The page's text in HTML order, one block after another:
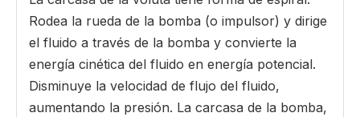
Rodea la rueda de la bomba (o impulsor) y dirige
el fluido a través de la bomba y convierte la
energía cinética del fluido en energía potencial.
Disminuye la velocidad de flujo del fluido,
aumentando la presión. La carcasa de la bomba,